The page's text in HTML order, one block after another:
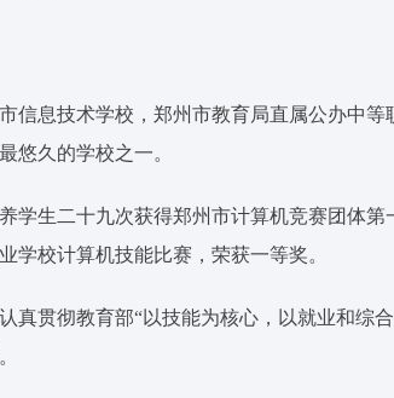
信息技术学校，郑州市教育局直属公办中
悠久的学校之一。
学生二十九次获得郑州市计算机竞赛团体
学校计算机技能比赛，荣获一等奖。
真贯彻教育部“以技能为核心，以就业和综